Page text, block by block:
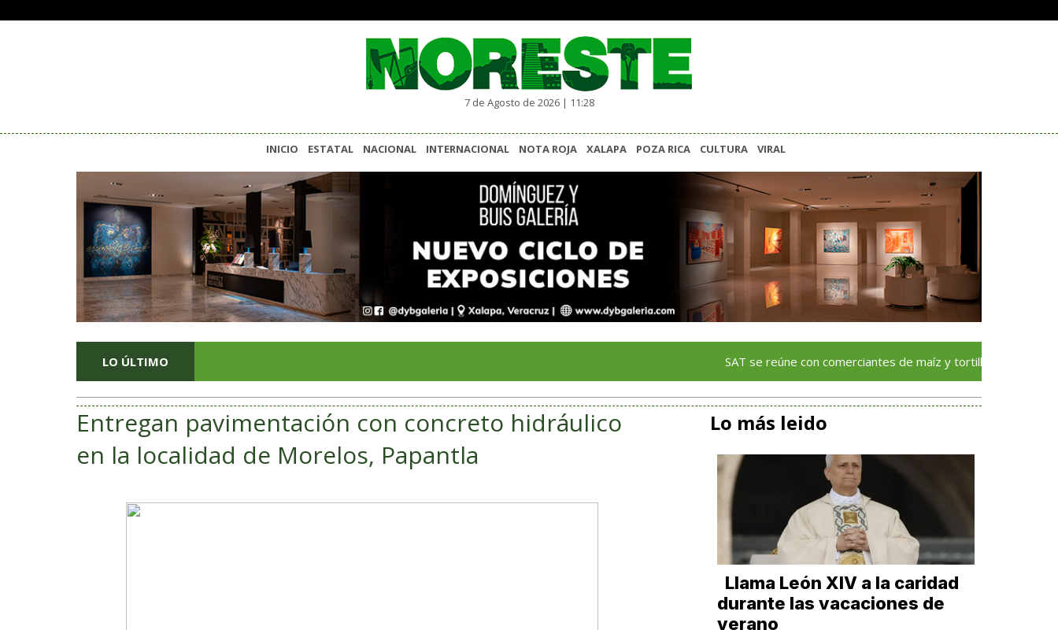
7 de Agosto de 2026 | 11:28
INICIO ESTATAL NACIONAL INTERNACIONAL NOTA ROJA XALAPA POZA RICA CULTURA VIRAL
LO ÚLTIMO SAT se reúne con comerciantes de maíz y tortilla de Puebla, Tlaxcala
Entregan pavimentación con concreto hidráulico
en la localidad de Morelos, Papantla
Lo más leido
Llama León XIV a la caridad
durante las vacaciones de
verano